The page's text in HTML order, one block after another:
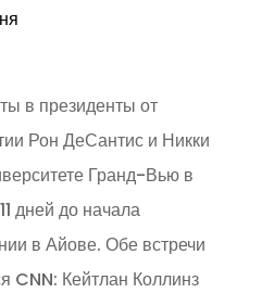
в президенты от
Рон ДеСантис и Никки
Гранд-Вью в
дней до начала
в Айове. Обе встречи
CNN: Кейтлан Коллинз